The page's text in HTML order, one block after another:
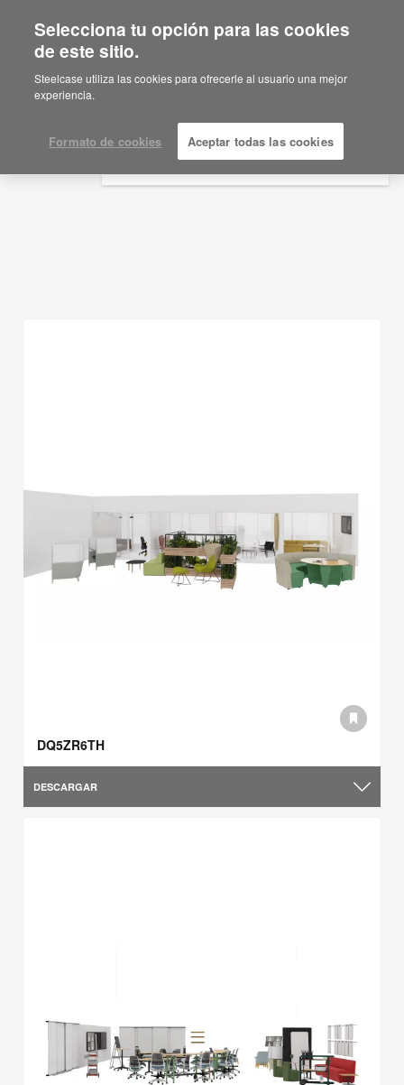
Are you in United States?
Would you like to see Products we sell in
your region?
English
Español
Ideas de planificación
DQ5ZR6TH
DESCARGAR
Selecciona tu opción para las cookies
de este sitio.
Steelcase utiliza las cookies para ofrecerle al usuario una mejor
experiencia.
Formato de cookies Aceptar todas las cookies